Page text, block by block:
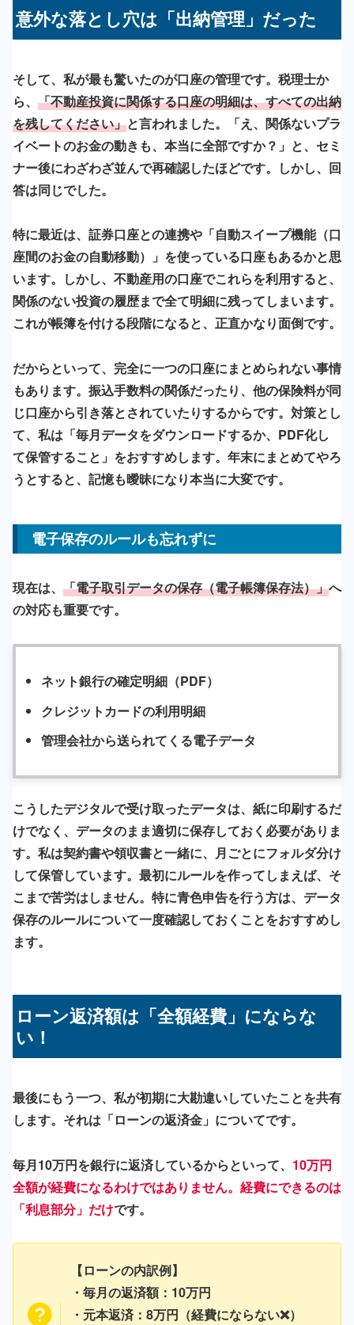
意外な落とし穴は「出納管理」だった
そして、私が最も驚いたのが口座の管理です。税理士か
ら、 「不動産投資に関係する口座の明細は、すべての出納
を残してください」と言われました。「え、関係ないプラ
イベートのお金の動きも、本当に全部ですか？」と、セミ
ナー後にわざわざ並んで再確認したほどです。しかし、回
答は同じでした。
特に最近は、証券口座との連携や「自動スイープ機能（口
座間のお金の自動移動）」を使っている口座もあるかと思
います。しかし、不動産用の口座でこれらを利用すると、
関係のない投資の履歴まで全て明細に残ってしまいます。
これが帳簿を付ける段階になると、正直かなり面倒です。
だからといって、完全に一つの口座にまとめられない事情
もあります。振込手数料の関係だったり、他の保険料が同
じ口座から引き落とされていたりするからです。対策とし
て、私は 「毎月データをダウンロードするか、PDF化し
て保管すること」 をおすすめします。年末にまとめてやろ
うとすると、記憶も曖昧になり本当に大変です。
電子保存のルールも忘れずに
現在は、 「電子取引データの保存（電子帳簿保存法）」へ
の対応も重要です。
ネット銀行の確定明細（PDF）
クレジットカードの利用明細
管理会社から送られてくる電子データ
こうしたデジタルで受け取ったデータは、紙に印刷するだ
けでなく、データのまま適切に保存しておく必要がありま
す。私は契約書や領収書と一緒に、月ごとにフォルダ分け
して保管しています。最初にルールを作ってしまえば、そ
こまで苦労はしません。特に青色申告を行う方は、データ
保存のルールについて一度確認しておくことをおすすめし
ます。
ローン返済額は「全額経費」にならな
い！
最後にもう一つ、私が初期に大勘違いしていたことを共有
します。それは「ローンの返済金」についてです。
毎月10万円を銀行に返済しているからといって、 10万円
全額が経費になるわけではありません。経費にできるのは
「利息部分」だけです。
【ローンの内訳例】
・毎月の返済額：10万円
・元本返済：8万円（経費にならない❌）